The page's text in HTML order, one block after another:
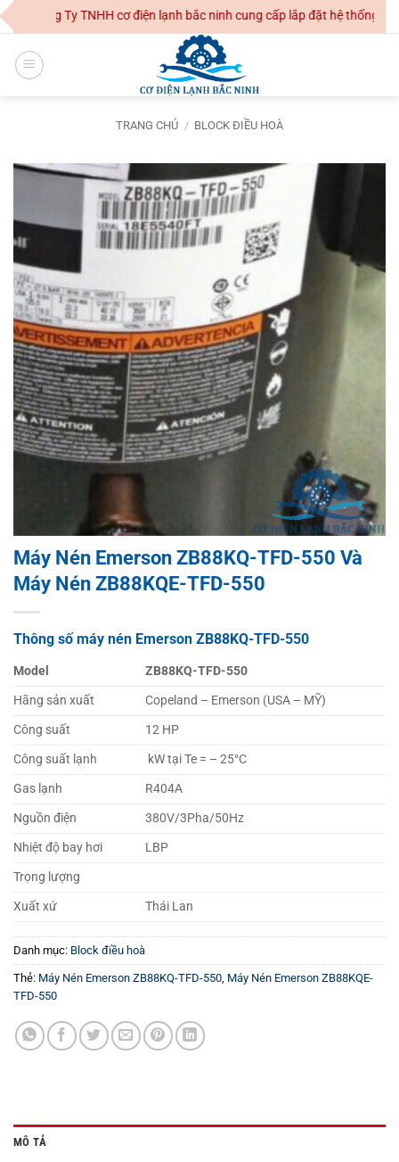
Skip
to
content
Công Ty TNHH cơ điện lạnh bắc ninh cung cấp lắp đặt hệ thống điều
TRANG CHỦ / BLOCK ĐIỀU HOÀ
Máy Nén Emerson ZB88KQ-TFD-550 Và
Máy Nén ZB88KQE-TFD-550
Thông số máy nén Emerson ZB88KQ-TFD-550
Model
ZB88KQ-TFD-550
Hãng sản xuất
Copeland – Emerson (USA – MỸ)
Công suất
12 HP
Công suất lạnh
kW tại Te = – 25°C
Gas lạnh
R404A
Nguồn điện
380V/3Pha/50Hz
Nhiệt độ bay hơi
LBP
Trọng lượng
Xuất xứ
Thái Lan
Danh mục: Block điều hoà
Thẻ: Máy Nén Emerson ZB88KQ-TFD-550, Máy Nén Emerson ZB88KQE-
TFD-550
MÔ TẢ